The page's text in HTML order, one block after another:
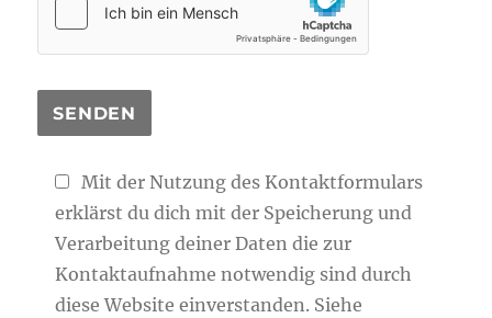
Mit der Nutzung des Kontaktformulars
erklärst du dich mit der Speicherung und
Verarbeitung deiner Daten die zur
Kontaktaufnahme notwendig sind durch
diese Website einverstanden. Siehe